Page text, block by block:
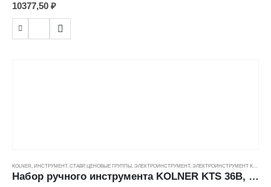
пистолет- распылитель, шланг высокого давления 5м, кабель 5м,
емкость для моющих средств, колеса, питание 220В+/-10%, 50Гц
10377,50 ₽
KOLNER ИНСТРУМЕНТ, СТАВР, ЦЕНОВЫЕ ГРУППЫ ЭЛЕКТРОИНСТРУМЕНТ, ЭЛЕКТРОИНСТРУМЕНТ KOLNER
Набор ручного инструмента KOLNER KTS 36B, в сумке 36пр. ---